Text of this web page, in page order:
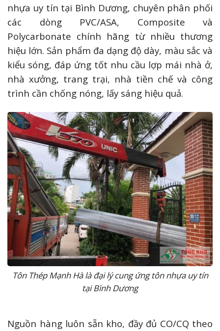
nhựa uy tín tại Bình Dương, chuyên phân phối
các dòng PVC/ASA, Composite và
Polycarbonate chính hãng từ nhiều thương
hiệu lớn. Sản phẩm đa dạng độ dày, màu sắc và
kiểu sóng, đáp ứng tốt nhu cầu lợp mái nhà ở,
nhà xưởng, trang trại, nhà tiền chế và công
trình cần chống nóng, lấy sáng hiệu quả.
Tôn Thép Mạnh Hà là đại lý cung ứng tôn nhựa uy tín
tại Bình Dương
Nguồn hàng luôn sẵn kho, đầy đủ CO/CQ theo